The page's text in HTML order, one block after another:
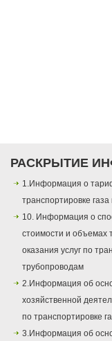
РАСКРЫТИЕ
1.Информация о
транспортировке
10. Информация о
стоимости и объемах
оказания услуг по
трубопроводам
2.Информация об
хозяйственной
по транспортировке
3.Информация об